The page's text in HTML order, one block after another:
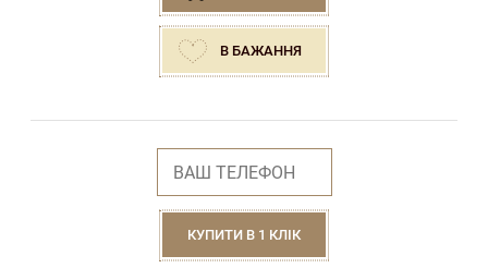
В БАЖАННЯ
КУПИТИ В 1 КЛІК